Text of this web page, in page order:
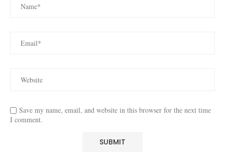
Save my name, email, and website in this browser for the next time
I comment.